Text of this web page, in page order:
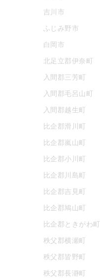
吉川市
ふじみ野市
白岡市
北足立郡伊奈町
入間郡三芳町
入間郡毛呂山町
入間郡越生町
比企郡滑川町
比企郡嵐山町
比企郡小川町
比企郡川島町
比企郡吉見町
比企郡鳩山町
比企郡ときがわ町
秩父郡横瀬町
秩父郡皆野町
秩父郡長瀞町